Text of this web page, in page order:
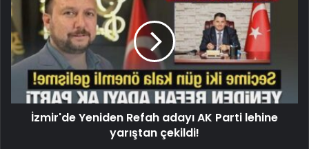
İzmir'de Yeniden Refah adayı AK Parti lehine
yarıştan çekildi!